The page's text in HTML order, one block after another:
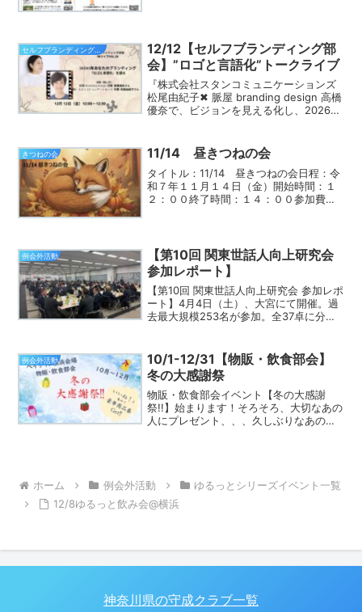
い。でも、代わりを頼める身...
12/12【セルフブランディング部
会】”ロゴと言語化”トークライブ
『株式会社スタンコミュニケーションズ
松尾由紀子✖ 脈屋 branding design 高橋
優奈で、ビジョンを見える化し、2026年
集客部会のイベント。何すんの...
きつねの会 11/14 昼きつねの会
タイトル：11/14 昼きつねの会日程：令
和７年１１月１４日（金）開始時間：１
２：００終了時間：１４：００参加費：
ージより定...
例会外活動
【第10回 関東世話人向上研究会
参加レポート】
【第10回 関東世話人向上研究会 参加レポ
ート】4月4日（土）、大宮にて開催。過
去最大規模253名が参加。全37卓に分か
━━━━━━━━━━━━▼ こんなプロ
グラムで実施しました。━━━━...
例会外活動
10/1-12/31【物販・飲食部会】
冬の大感謝祭
物販・飲食部会イベント【冬の大感謝
祭!!】始まります！そろそろ、大切なあの
人にプレゼント、、、久しぶりなあの人
ホーム
例会外活動
ゆるっとシリーズイベント一覧
12/8ゆるっと飲み会@横浜
神奈川県の守成クラブ一覧